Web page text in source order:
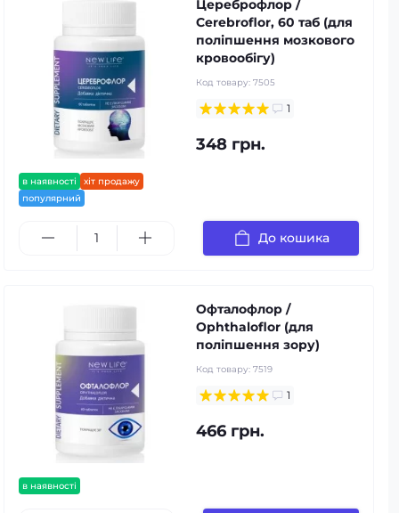
в наявності
хіт продажу
популярний
Цереброфлор /
Cerebroflor, 60 таб (для
поліпшення мозкового
кровообігу)
Код товару: 7505
1
348 грн.
До кошика
в наявності
Офталофлор /
Ophthaloflor (для
поліпшення зору)
Код товару: 7519
1
466 грн.